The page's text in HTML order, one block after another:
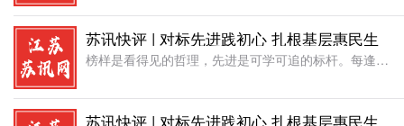
苏讯快评 | 对标先进践初心 扎根基层惠民生
榜样是看得见的哲理，先进是可学可追的标杆。每逢七一建党节点，各地集中表彰先进典型、宣传模范事迹，既是对实干为民者的肯定褒奖，更是为广大干部校准政绩观、走好履职路立起行动标尺。纵观诸多基层先进党员干部，
苏讯快评 | 对标先进践初心 扎根基层惠民生